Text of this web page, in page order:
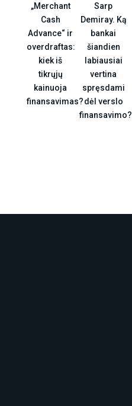
„Merchant
Cash
Advance“ ir
overdraftas:
kiek iš
tikrųjų
kainuoja
finansavimas?
Sarp
Demiray. Ką
bankai
šiandien
labiausiai
vertina
spręsdami
dėl verslo
finansavimo?